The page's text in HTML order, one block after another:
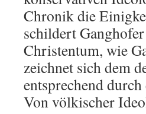
Chronik die
schildert
Christentum, wie
zeichnet sich dem
entsprechend
Von völkischer